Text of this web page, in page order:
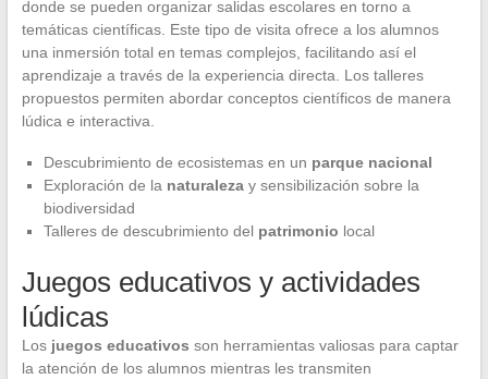
donde se pueden organizar salidas escolares en torno a
temáticas científicas. Este tipo de visita ofrece a los alumnos
una inmersión total en temas complejos, facilitando así el
aprendizaje a través de la experiencia directa. Los talleres
propuestos permiten abordar conceptos científicos de manera
lúdica e interactiva.
Descubrimiento de ecosistemas en un parque nacional
Exploración de la naturalezay sensibilización sobre la
biodiversidad
Talleres de descubrimiento del patrimonio local
Juegos educativos y actividades
lúdicas
Los juegos educativos son herramientas valiosas para captar
la atención de los alumnos mientras les transmiten